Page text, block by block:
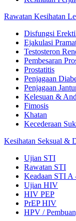
Rawatan Kesihatan
Disfungsi
Ejakulasi
Testosteron
Pembesaran
Prostatitis
Penjagaan
Penjagaan
Kelesuan &
Fimosis
Khatan
Kecederaan
Kesihatan Seksual &
Ujian STI
Rawatan STI
Keadaan STI A
Ujian HIV
HIV PEP
PrEP HIV
HPV /